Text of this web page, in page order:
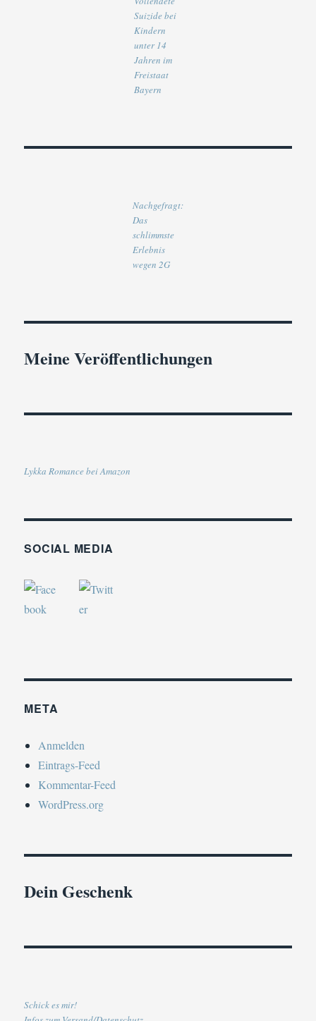
Suizide bei
Kindern
unter 14
Jahren im
Freistaat
Bayern
Nachgefragt:
Das
schlimmste
Erlebnis
wegen 2G
Meine Veröffentlichungen
Lykka Romance bei Amazon
SOCIAL MEDIA
META
Anmelden
Eintrags-Feed
Kommentar-Feed
WordPress.org
Dein Geschenk
Schick es mir!